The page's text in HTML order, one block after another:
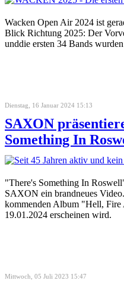
Wacken Open Air 2024 ist
Blick Richtung 2025: Der
unddie ersten 34 Bands
Dienstag, 16 Januar 2024 15:13
SAXON
Something In
"There's Something In
SAXON ein brandneues
kommenden Album "Hell, Fire
19.01.2024 erscheinen wird.
Mittwoch, 05 Juli 2023 15:47